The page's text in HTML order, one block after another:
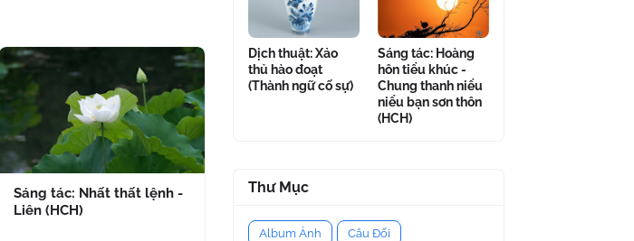
Sáng tác: Nhất thất lệnh -
Liên (HCH)
Dịch thuật: Xảo
thủ hào đoạt
(Thành ngữ cố sự)
Sáng tác: Hoàng
hôn tiểu khúc -
Chung thanh niểu
niểu bạn sơn thôn
(HCH)
Thư Mục
Album Ảnh Câu Đối